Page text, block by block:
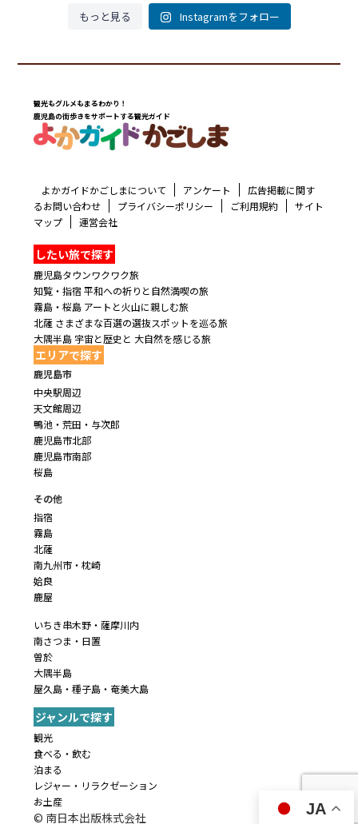
もっと見る Instagramをフォロー
観光もグルメもまるわかり！
鹿児島の街歩きをサポートする観光ガイド
よかガイドかごしまについて アンケート
広告掲載に関す
るお問い合わせ
プライバシーポリシー ご利用規約
サイト
マップ
運営会社
したい旅で探す
鹿児島タウンワクワク旅
知覧・指宿 平和への祈りと自然満喫の旅
霧島・桜島 アートと火山に親しむ旅
北薩 さまざまな百選の選抜スポットを巡る旅
大隅半島 宇宙と歴史と 大自然を感じる旅
エリアで探す
鹿児島市
中央駅周辺
天文館周辺
鴨池・荒田・与次郎
鹿児島市北部
鹿児島市南部
桜島
その他
指宿
霧島
北薩
南九州市・枕崎
姶良
鹿屋
いちき串木野・薩摩川内
南さつま・日置
曽於
大隅半島
屋久島・種子島・奄美大島
ジャンルで探す
観光
食べる・飲む
泊まる
レジャー・リラクゼーション
お土産
© 南日本出版株式会社
JA